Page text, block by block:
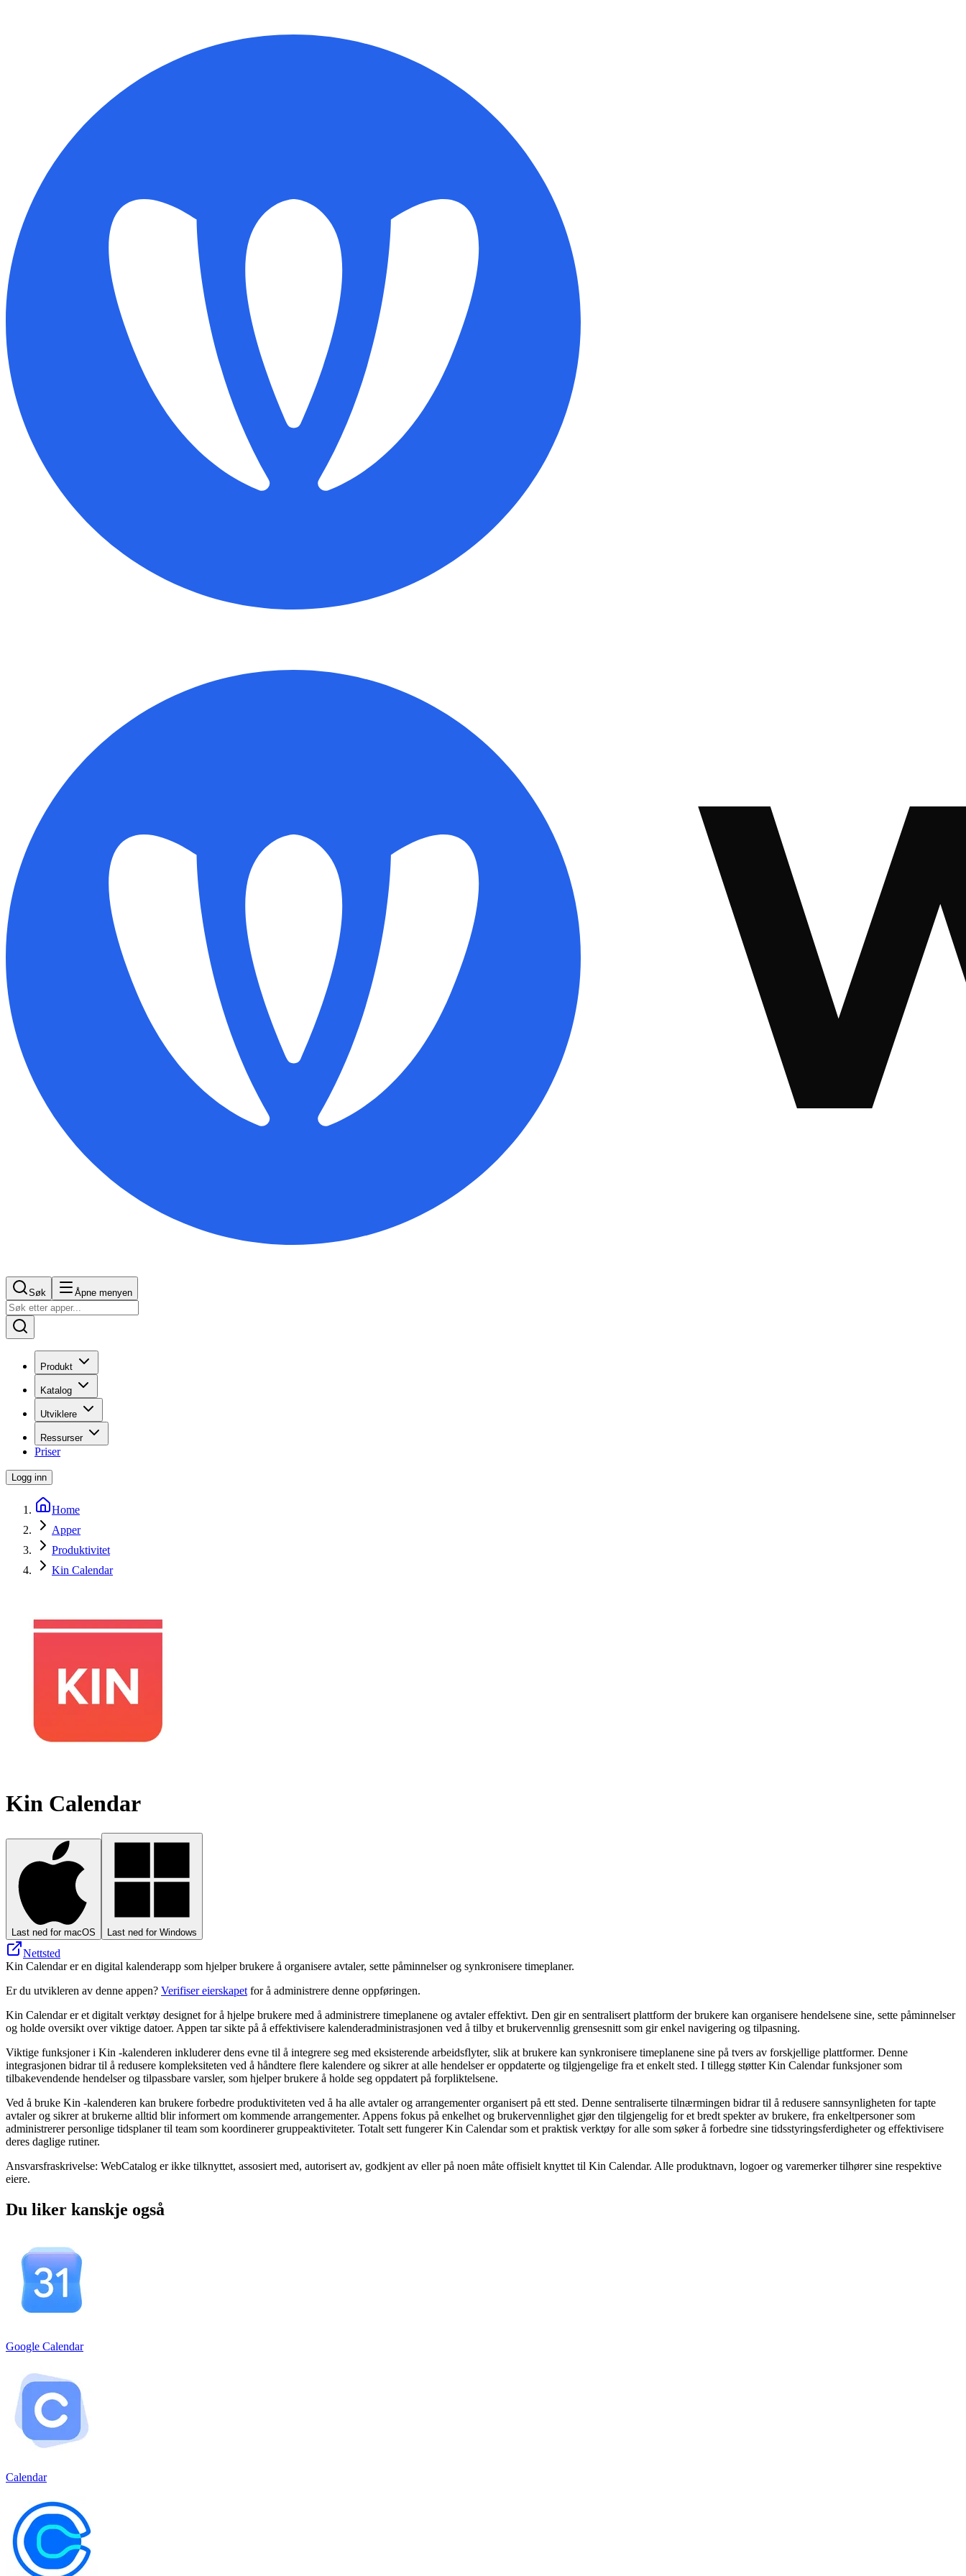
Søk Åpne menyen
Produkt
Katalog
Utviklere
Ressurser
Priser
Logg inn
Home
Apper
Produktivitet
Kin Calendar
Kin Calendar
Last ned for macOS Last ned for Windows
Nettsted
Kin Calendar er en digital kalenderapp som hjelper brukere å organisere avtaler, sette påminnelser og synkronisere timeplaner.
Er du utvikleren av denne appen? Verifiser eierskapet for å administrere denne oppføringen.
Kin Calendar er et digitalt verktøy designet for å hjelpe brukere med å administrere timeplanene og avtaler effektivt. Den gir en sentralisert plattform der brukere kan organisere hendelsene sine, sette påminnelser
og holde oversikt over viktige datoer. Appen tar sikte på å effektivisere kalenderadministrasjonen ved å tilby et brukervennlig grensesnitt som gir enkel navigering og tilpasning.
Viktige funksjoner i Kin -kalenderen inkluderer dens evne til å integrere seg med eksisterende arbeidsflyter, slik at brukere kan synkronisere timeplanene sine på tvers av forskjellige plattformer. Denne
integrasjonen bidrar til å redusere kompleksiteten ved å håndtere flere kalendere og sikrer at alle hendelser er oppdaterte og tilgjengelige fra et enkelt sted. I tillegg støtter Kin Calendar funksjoner som
tilbakevendende hendelser og tilpassbare varsler, som hjelper brukere å holde seg oppdatert på forpliktelsene.
Ved å bruke Kin -kalenderen kan brukere forbedre produktiviteten ved å ha alle avtaler og arrangementer organisert på ett sted. Denne sentraliserte tilnærmingen bidrar til å redusere sannsynligheten for tapte
avtaler og sikrer at brukerne alltid blir informert om kommende arrangementer. Appens fokus på enkelhet og brukervennlighet gjør den tilgjengelig for et bredt spekter av brukere, fra enkeltpersoner som
administrerer personlige tidsplaner til team som koordinerer gruppeaktiviteter. Totalt sett fungerer Kin Calendar som et praktisk verktøy for alle som søker å forbedre sine tidsstyringsferdigheter og effektivisere
deres daglige rutiner.
Ansvarsfraskrivelse: WebCatalog er ikke tilknyttet, assosiert med, autorisert av, godkjent av eller på noen måte offisielt knyttet til Kin Calendar. Alle produktnavn, logoer og varemerker tilhører sine respektive
eiere.
Du liker kanskje også
Google Calendar
Calendar